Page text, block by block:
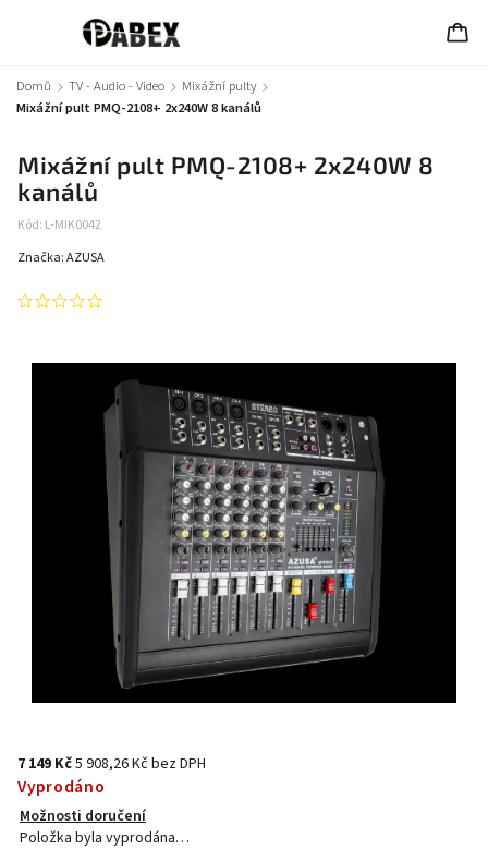
Domů / TV - Audio - Video / Mixážní pulty /
Mixážní pult PMQ-2108+ 2x240W 8 kanálů
Mixážní pult PMQ-2108+ 2x240W 8
kanálů
Kód: L-MIK0042
Značka:AZUSA
7 149 Kč5 908,26 Kč bez DPH
Vyprodáno
Možnosti doručení
Položka byla vyprodána…